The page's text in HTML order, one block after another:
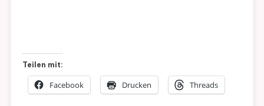
Teilen mit:
Facebook Drucken Threads